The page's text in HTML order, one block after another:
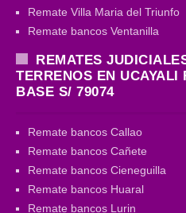
Remate Villa Maria del Triunfo
Remate bancos Ventanilla
REMATES
TERRENOS EN UCAYALI
BASE S/ 79074
Remate bancos Callao
Remate bancos Cañete
Remate bancos Cieneguilla
Remate bancos Huaral
Remate bancos Lurin